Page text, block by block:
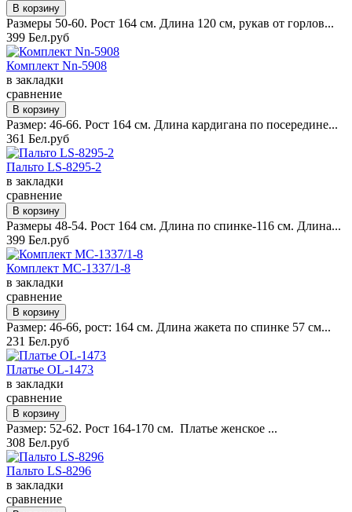
Размеры 50-60. Рост 164 см. Длина 120 см, рукав от горлов...
399 Бел.руб
Комплект Nn-5908
в закладки
сравнение
Размер: 46-66. Рост 164 см. Длина кардигана по посередине...
361 Бел.руб
Пальто LS-8295-2
в закладки
сравнение
Размеры 48-54. Рост 164 см. Длина по спинке-116 см. Длина...
399 Бел.руб
Комплект MC-1337/1-8
в закладки
сравнение
Размер: 46-66, рост: 164 см. Длина жакета по спинке 57 см...
231 Бел.руб
Платье OL-1473
в закладки
сравнение
Размер: 52-62. Рост 164-170 см. Платье женское ...
308 Бел.руб
Пальто LS-8296
в закладки
сравнение